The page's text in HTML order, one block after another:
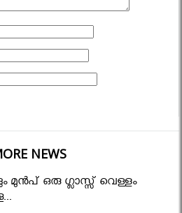
NEWS
മുന്‍പ് ഒരു ഗ്ലാസ്സ് വെള്ളം